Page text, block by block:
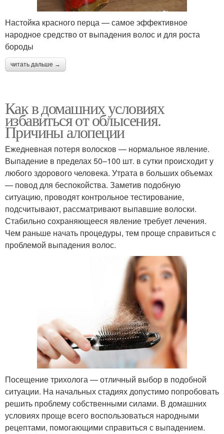
Настойка красного перца — самое эффективное
народное средство от выпадения волос и для роста
бороды
читать дальше →
Как в домашних условиях
избавиться от облысения.
Причины алопеции
Ежедневная потеря волосков — нормальное явление.
Выпадение в пределах 50–100 шт. в сутки происходит у
любого здорового человека. Утрата в больших объемах
— повод для беспокойства. Заметив подобную
ситуацию, проводят контрольное тестирование,
подсчитывают, рассматривают выпавшие волоски.
Стабильно сохраняющееся явление требует лечения.
Чем раньше начать процедуры, тем проще справиться с
проблемой выпадения волос.
Посещение трихолога — отличный выбор в подобной
ситуации. На начальных стадиях допустимо попробовать
решить проблему собственными силами. В домашних
условиях проще всего воспользоваться народными
рецептами, помогающими справиться с выпадением.